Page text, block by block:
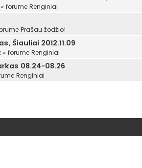
» forume Renginiai
Prašau žodžio!
Šiauliai 2012.11.09
» forume Renginiai
08.24-08.26
Renginiai